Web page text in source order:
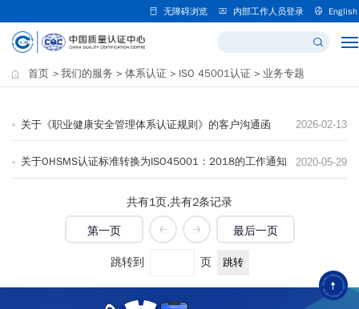
无障碍浏览 内部工作人员登录 English
首页 > 我们的服务 > 体系认证 > ISO 45001认证 > 业务专题
关于《职业健康安全管理体系认证规则》的客户沟通函 2026-02-13
关于OHSMS认证标准转换为ISO45001：2018的工作通知 2020-05-29
共有1页,共有2条记录
第一页 最后一页
跳转到 页